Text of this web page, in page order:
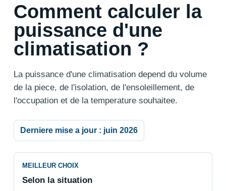
Comment calculer la
puissance d'une
climatisation ?
La puissance d'une climatisation depend du volume
de la piece, de l'isolation, de l'ensoleillement, de
l'occupation et de la temperature souhaitee.
Derniere mise a jour : juin 2026
MEILLEUR CHOIX
Selon la situation